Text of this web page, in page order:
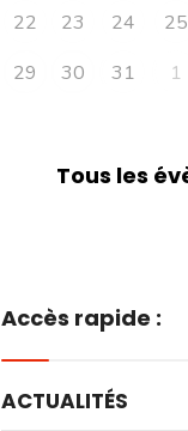
22
23 24 25
29
30 31 1
Tous les
Accès rapide :
ACTUALITÉS